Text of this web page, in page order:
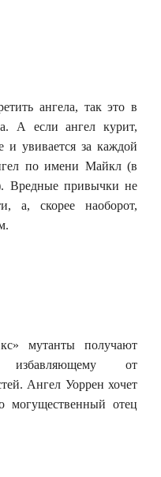
ангела, так это в
А если ангел курит,
и увивается за каждой
по имени Майкл (в
Вредные привычки не
а, скорее наоборот,
мутанты получают
от
Ангел Уоррен хочет
могущественный отец